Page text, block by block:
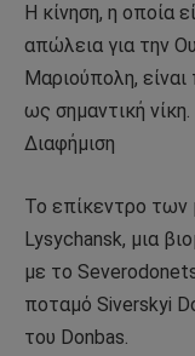
Η κίνηση, η οποία
απώλεια για την
Μαριούπολη,
ως σημαντική νίκη.
Διαφήμιση
Το επίκεντρο των
Lysychansk, μια
με το
ποταμό Siverskyi
του Donbas.